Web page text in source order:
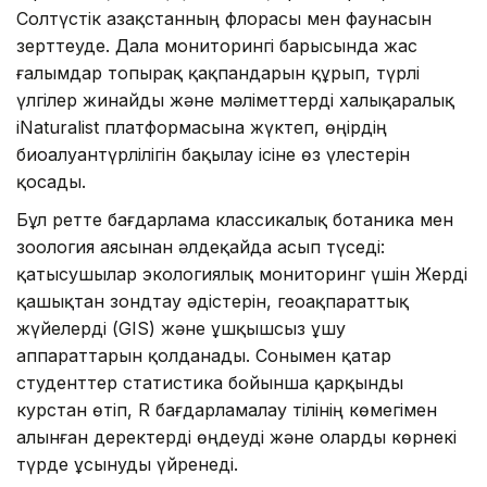
Солтүстік Қазақстанның флорасы мен фаунасын
зерттеуде. Дала мониторингі барысында жас
ғалымдар топырақ қақпандарын құрып, түрлі
үлгілер жинайды және мәліметтерді халықаралық
iNaturalist платформасына жүктеп, өңірдің
биоалуантүрлілігін бақылау ісіне өз үлестерін
қосады.
Бұл ретте бағдарлама классикалық ботаника мен
зоология аясынан әлдеқайда асып түседі:
қатысушылар экологиялық мониторинг үшін Жерді
қашықтан зондтау әдістерін, геоақпараттық
жүйелерді (GIS) және ұшқышсыз ұшу
аппараттарын қолданады. Сонымен қатар
студенттер статистика бойынша қарқынды
курстан өтіп, R бағдарламалау тілінің көмегімен
алынған деректерді өңдеуді және оларды көрнекі
түрде ұсынуды үйренеді.